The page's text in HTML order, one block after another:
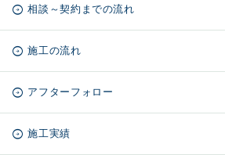
相談～契約までの流れ
施工の流れ
アフターフォロー
施工実績